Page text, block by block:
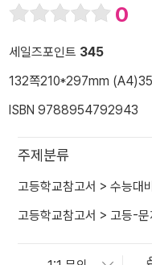
0
세일즈포인트 345
132쪽210*297mm (A4)
ISBN 9788954792943
주제분류
고등학교참고서 > 수능대비
고등학교참고서 > 고등-문